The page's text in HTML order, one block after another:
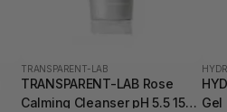
TRANSPARENT-LAB
TRANSPARENT-LAB Rose
Calming Cleanser pH 5.5 150
Gel